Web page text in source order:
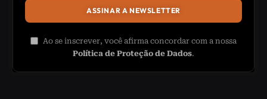
Ao se inscrever, você afirma concordar com a nossa
Política de Proteção de Dados.